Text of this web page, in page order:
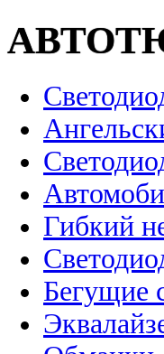
Гибкий
Бегущие